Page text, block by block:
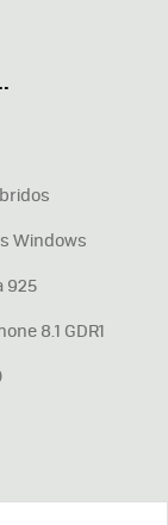
Windows
925
8.1 GDR1